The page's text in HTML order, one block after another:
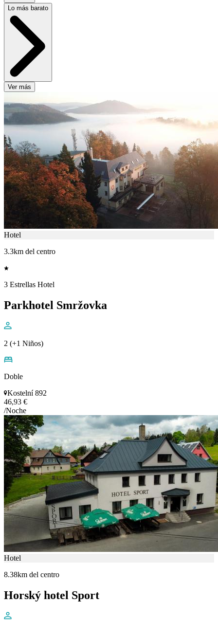
Lo más barato
Ver más
Hotel
3.3km del centro
3 Estrellas Hotel
Parkhotel Smržovka
2 (+1 Niños)
Doble
Kostelní 892
46,93 €
/Noche
Hotel
8.38km del centro
Horský hotel Sport